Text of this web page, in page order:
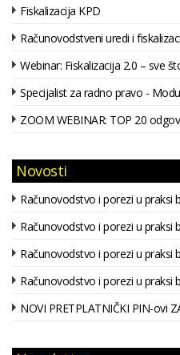
Fiskalizacija KPD
Računovodstveni uredi i
Webinar: Fiskalizacija 2.0 – sve
Specijalist za radno pravo -
ZOOM WEBINAR: TOP 20
Novosti
Računovodstvo i porezi u praksi
Računovodstvo i porezi u praksi
Računovodstvo i porezi u praksi
Računovodstvo i porezi u praksi
NOVI PRETPLATNIČKI PIN-ovi